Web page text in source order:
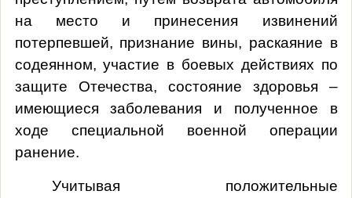
на место и принесения извинений
потерпевшей, признание вины, раскаяние в
содеянном, участие в боевых действиях по
защите Отечества, состояние здоровья –
имеющиеся заболевания и полученное в
ходе специальной военной операции
ранение.
Учитывая положительные